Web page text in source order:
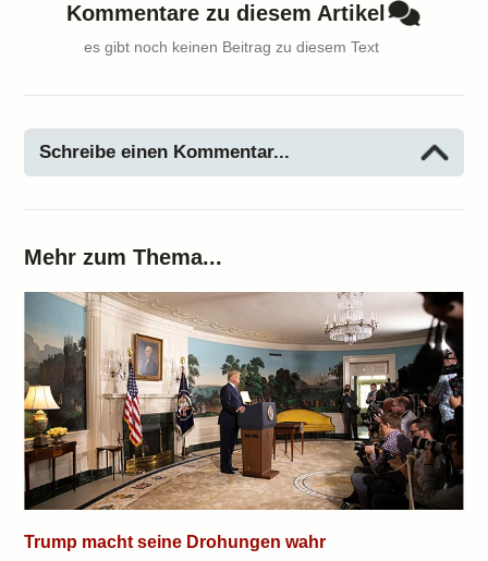
Kommentare zu diesem Artikel
es gibt noch keinen Beitrag zu diesem Text
Schreibe einen Kommentar...
Mehr zum Thema...
Trump macht seine Drohungen wahr